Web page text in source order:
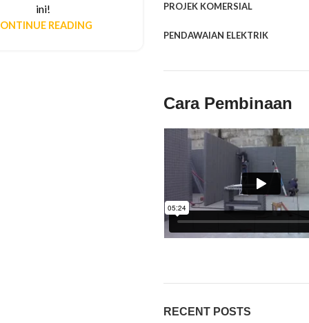
ini!
READING
PROJEK KOMERSIAL
PENDAWAIAN ELEKTRIK
Cara Pembinaan
RECENT POSTS